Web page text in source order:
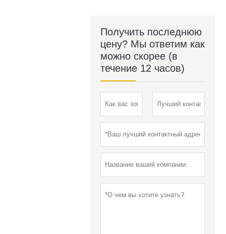
Получить последнюю
цену? Мы ответим как
можно скорее (в
течение 12 часов)